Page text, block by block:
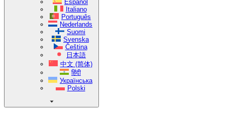
Español
Italiano
Português
Nederlands
Suomi
Svenska
Čeština
日本語
中文 (简体)
हिंदी
Українська
Polski